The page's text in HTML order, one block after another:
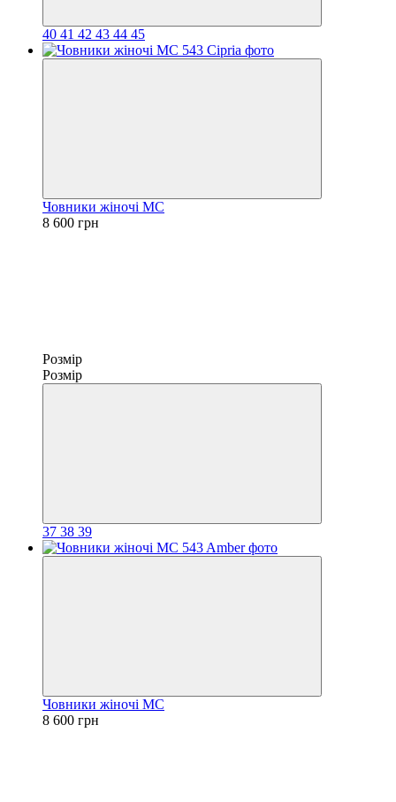
40 41 42 43 44 45
Човники жіночі МС
8 600 грн
Розмір
Розмір
37 38 39
Човники жіночі MC
8 600 грн